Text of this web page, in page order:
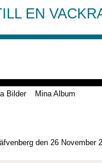
EN
Bilder Mina Album
den 26 November